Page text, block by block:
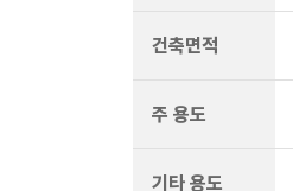
건축면적
주 용도
기타 용도